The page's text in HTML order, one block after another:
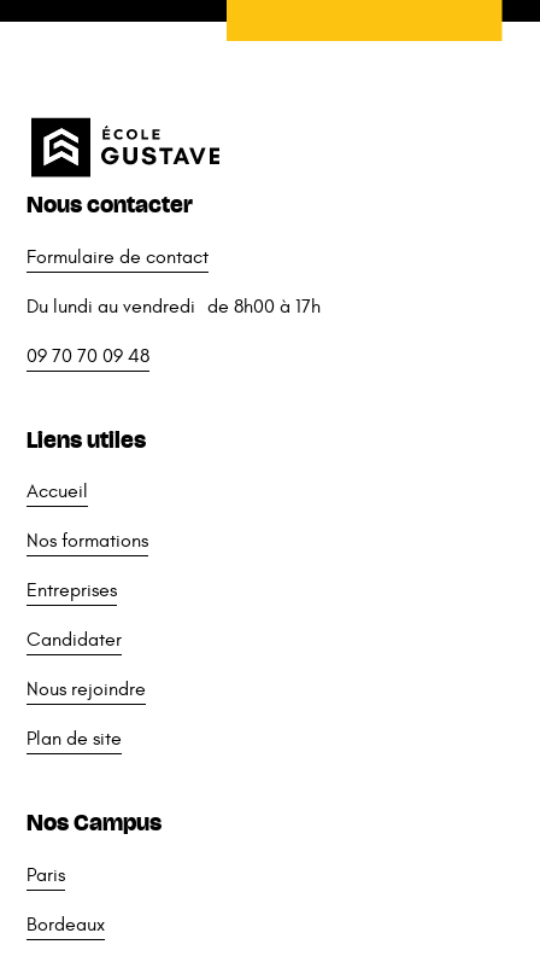
Nous contacter
Formulaire de contact
Du lundi au vendredi de 8h00 à 17h
09 70 70 09 48
Liens utiles
Accueil
Nos formations
Entreprises
Candidater
Nous rejoindre
Plan de site
Nos Campus
Paris
Bordeaux